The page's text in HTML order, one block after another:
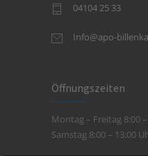
04104 25 33
Info@apo-
Öffnungszeiten
Montag – Freitag 8:00
Samstag 8:00 – 13:00